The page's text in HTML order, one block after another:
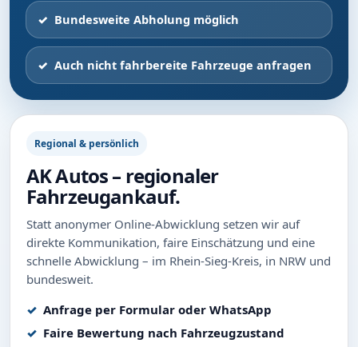
Bundesweite Abholung möglich
Auch nicht fahrbereite Fahrzeuge anfragen
Regional & persönlich
AK Autos – regionaler
Fahrzeugankauf.
Statt anonymer Online-Abwicklung setzen wir auf
direkte Kommunikation, faire Einschätzung und eine
schnelle Abwicklung – im Rhein-Sieg-Kreis, in NRW und
bundesweit.
Anfrage per Formular oder WhatsApp
Faire Bewertung nach Fahrzeugzustand